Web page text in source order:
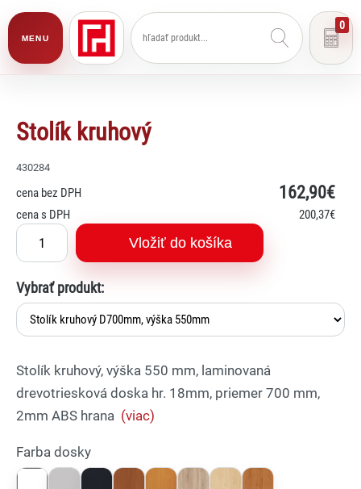
MENU
0
Stolík kruhový
430284
cena bez DPH 162,90€
cena s DPH 200,37€
Vložiť do košíka
Vybrať produkt:
Stolík kruhový, výška 550 mm, laminovaná
drevotriesková doska hr. 18mm, priemer 700 mm,
2mm ABS hrana (viac)
Farba dosky